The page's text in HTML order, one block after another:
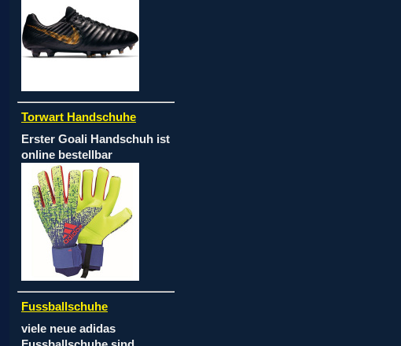
Torwart Handschuhe
Erster Goali Handschuh ist
online bestellbar
Fussballschuhe
viele neue adidas